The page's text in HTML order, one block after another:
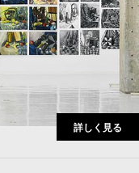
詳しく見る